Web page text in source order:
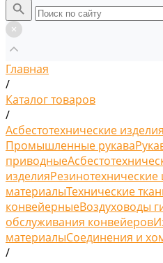
Главная
/
Каталог товаров
/
Асбестотехнические изделия
Промышленные рукава
приводные
изделияРезинотехнические
материалыТехнические
конвейерныеВоздуховоды
обслуживания конвейеров
материалыСоединения и
/